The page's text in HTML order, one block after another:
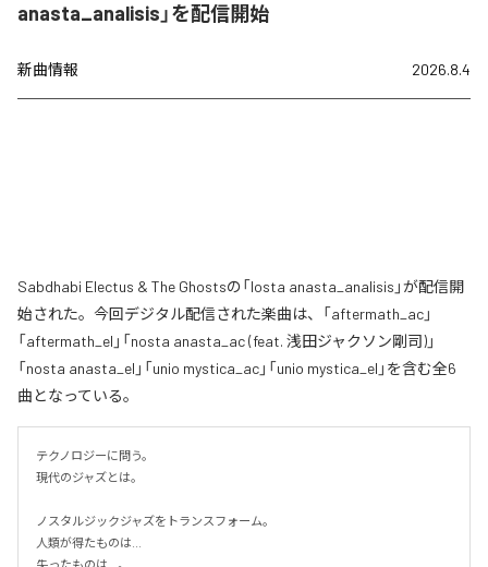
anasta_analisis」を配信開始
新曲情報 2026.8.4
Sabdhabi Electus & The Ghostsの「losta anasta_analisis」が配信開
始された。今回デジタル配信された楽曲は、「aftermath_ac」
「aftermath_el」「nosta anasta_ac (feat. 浅田ジャクソン剛司)」
「nosta anasta_el」「unio mystica_ac」「unio mystica_el」を含む全6
曲となっている。
テクノロジーに問う。
現代のジャズとは。
ノスタルジックジャズをトランスフォーム。
人類が得たものは...